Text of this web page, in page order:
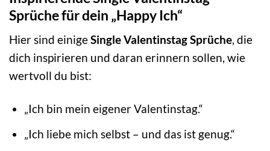
Sprüche für dein „Happy Ich“
Hier sind einigeSingle Valentinstag Sprüche, die
dich inspirieren und daran erinnern sollen, wie
wertvoll du bist:
„Ich bin mein eigener Valentinstag.“
„Ich liebe mich selbst – und das ist genug.“